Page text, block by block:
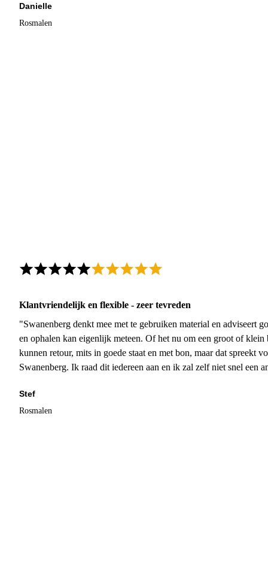
Danielle
Rosmalen
Klantvriendelijk en flexible - zeer tevreden
"Swanenberg denkt mee met te gebruiken material en adviseert
en ophalen kan eigenlijk meteen. Of het nu om een groot of
kunnen retour, mits in goede staat en met bon, maar dat spreekt
Swanenberg. Ik raad dit iedereen aan en ik zal zelf niet snel een
Stef
Rosmalen